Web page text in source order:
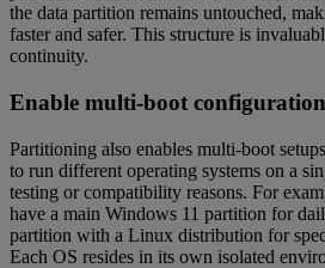
the data partition remains untouched,
faster and safer. This structure is
continuity.
Enable multi-boot
Partitioning also enables multi-boot
to run different operating systems on a
testing or compatibility reasons. For
have a main Windows 11 partition for
partition with a Linux distribution for
Each OS resides in its own isolated